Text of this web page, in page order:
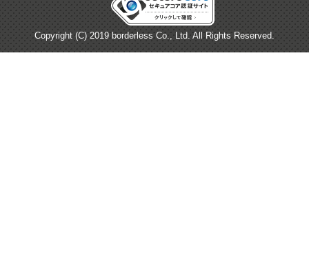
Copyright (C) 2019 borderless Co., Ltd. All Rights Reserved.